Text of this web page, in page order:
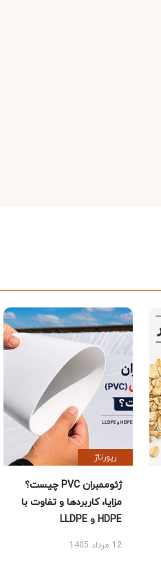
رپورتاژ
ژئوممبران PVC چیست؟
مزایا، کاربردها و تفاوت با
HDPE و LLDPE
12 مرداد 1405